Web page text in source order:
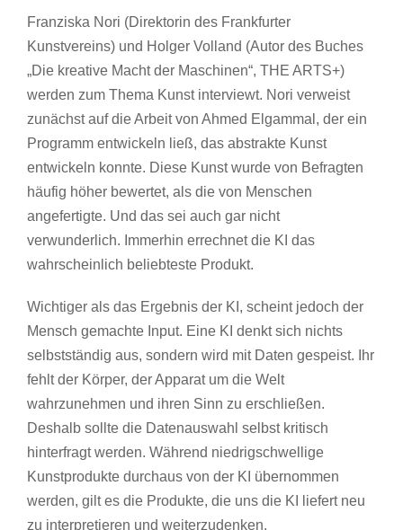
Franziska Nori (Direktorin des Frankfurter
Kunstvereins) und Holger Volland (Autor des Buches
„Die kreative Macht der Maschinen“, THE ARTS+)
werden zum Thema Kunst interviewt. Nori verweist
zunächst auf die Arbeit von Ahmed Elgammal, der ein
Programm entwickeln ließ, das abstrakte Kunst
entwickeln konnte. Diese Kunst wurde von Befragten
häufig höher bewertet, als die von Menschen
angefertigte. Und das sei auch gar nicht
verwunderlich. Immerhin errechnet die KI das
wahrscheinlich beliebteste Produkt.
Wichtiger als das Ergebnis der KI, scheint jedoch der
Mensch gemachte Input. Eine KI denkt sich nichts
selbstständig aus, sondern wird mit Daten gespeist. Ihr
fehlt der Körper, der Apparat um die Welt
wahrzunehmen und ihren Sinn zu erschließen.
Deshalb sollte die Datenauswahl selbst kritisch
hinterfragt werden. Während niedrigschwellige
Kunstprodukte durchaus von der KI übernommen
werden, gilt es die Produkte, die uns die KI liefert neu
zu interpretieren und weiterzudenken.